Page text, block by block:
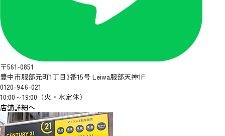
〒561-0851
豊中市服部元町1丁目3番15号 Leiwa服部天神1F
0120-946-021
10:00～19:00（火・水定休）
店舗詳細へ